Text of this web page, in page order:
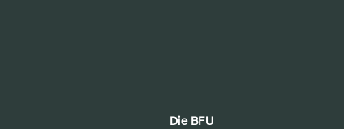
Die BFU